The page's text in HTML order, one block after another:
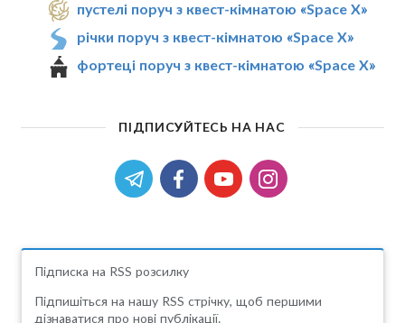
пустелі поруч з квест-кімнатою «Space X»
річки поруч з квест-кімнатою «Space X»
фортеці поруч з квест-кімнатою «Space X»
ПІДПИСУЙТЕСЬ НА НАС
Підписка на RSS розсилку
Підпишіться на нашу RSS стрічку, щоб першими
дізнаватися про нові публікації.